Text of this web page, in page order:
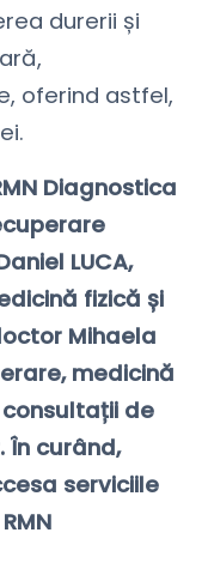
durerii și
oferind astfel,
Diagnostica
LUCA,
fizică și
Mihaela
medicină
de
În curând,
serviciile